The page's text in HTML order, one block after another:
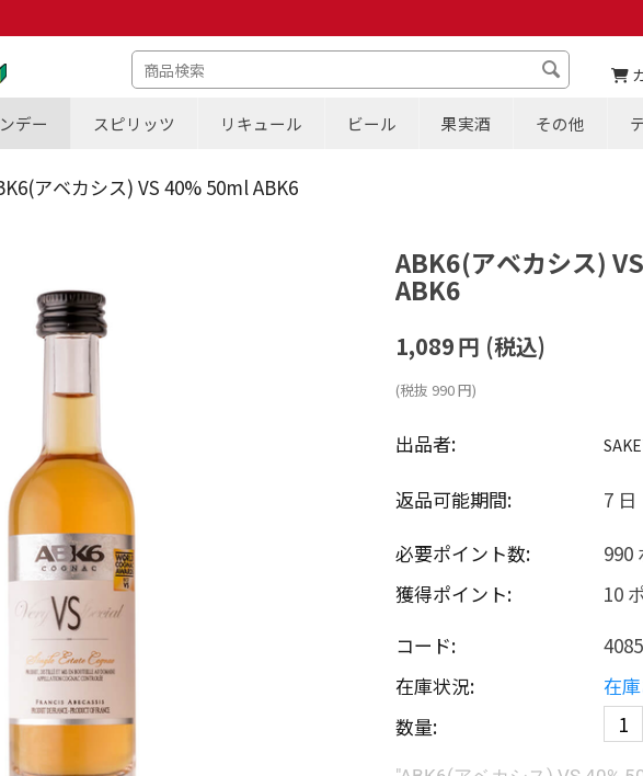
デー スピリッツ リキュール ビール 果実酒 その他
アベカシス) VS 40% 50ml ABK6
ABK6(アベカシス)
ABK6
1,089円 (税込)
(税抜 990円)
出品者:
返品可能期間:
7 日
必要ポイント数:
990
獲得ポイント:
10
コード:
在庫状況:
在
数量: